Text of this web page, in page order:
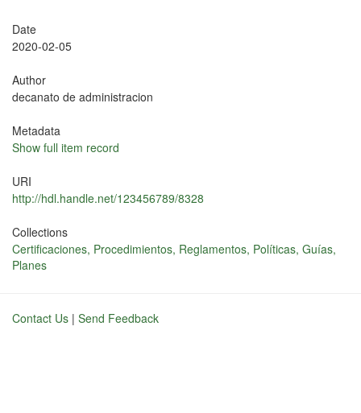
Date
2020-02-05
Author
decanato de administracion
Metadata
Show full item record
URI
http://hdl.handle.net/123456789/8328
Collections
Certificaciones, Procedimientos, Reglamentos, Políticas, Guías,
Planes
Contact Us | Send Feedback